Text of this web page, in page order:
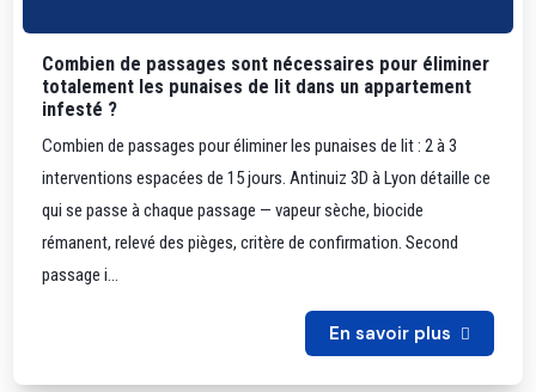
Combien de passages sont nécessaires pour éliminer
totalement les punaises de lit dans un appartement
infesté ?
Combien de passages pour éliminer les punaises de lit : 2 à 3
interventions espacées de 15 jours. Antinuiz 3D à Lyon détaille ce
qui se passe à chaque passage — vapeur sèche, biocide
rémanent, relevé des pièges, critère de confirmation. Second
passage i...
En savoir plus